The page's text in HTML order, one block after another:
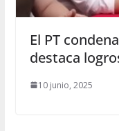
El PT
destaca
10 junio, 2025